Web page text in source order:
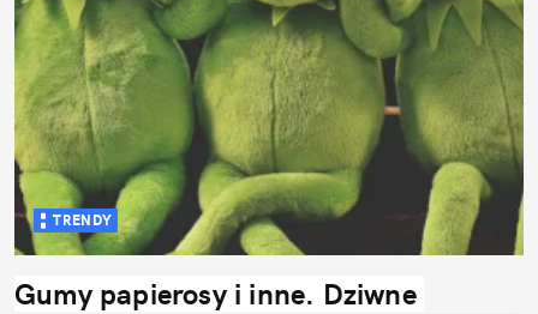
TRENDY
Gumy papierosy i inne. Dziwne